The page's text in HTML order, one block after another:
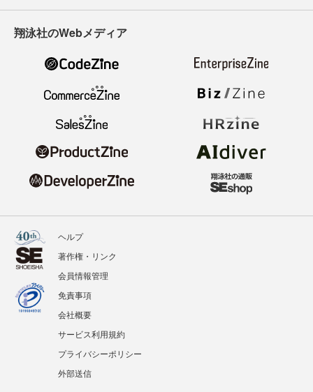
翔泳社のWebメディア
ヘルプ
著作権・リンク
会員情報管理
免責事項
会社概要
サービス利用規約
プライバシーポリシー
外部送信